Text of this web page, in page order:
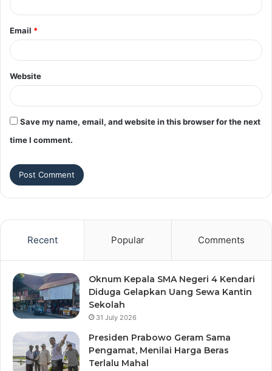
Email *
Website
Save my name, email, and website in this browser for the next
time I comment.
Recent Popular Comments
Oknum Kepala SMA Negeri 4 Kendari
Diduga Gelapkan Uang Sewa Kantin
Sekolah
31 July 2026
Presiden Prabowo Geram Sama
Pengamat, Menilai Harga Beras
Terlalu Mahal